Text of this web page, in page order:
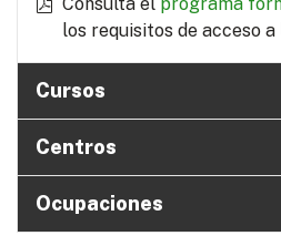
los requisitos de acceso
Cursos
Centros
Ocupaciones